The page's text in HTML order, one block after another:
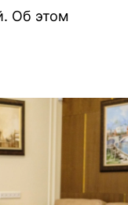
Об этом